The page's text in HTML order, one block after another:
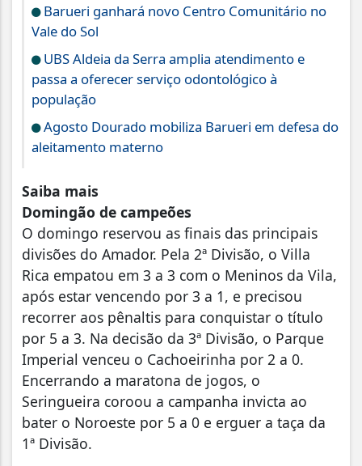
Barueri ganhará novo Centro Comunitário no
Vale do Sol
UBS Aldeia da Serra amplia atendimento e
passa a oferecer serviço odontológico à
população
Agosto Dourado mobiliza Barueri em defesa do
aleitamento materno
Saiba mais
Domingão de campeões
O domingo reservou as finais das principais
divisões do Amador. Pela 2ª Divisão, o Villa
Rica empatou em 3 a 3 com o Meninos da Vila,
após estar vencendo por 3 a 1, e precisou
recorrer aos pênaltis para conquistar o título
por 5 a 3. Na decisão da 3ª Divisão, o Parque
Imperial venceu o Cachoeirinha por 2 a 0.
Encerrando a maratona de jogos, o
Seringueira coroou a campanha invicta ao
bater o Noroeste por 5 a 0 e erguer a taça da
1ª Divisão.